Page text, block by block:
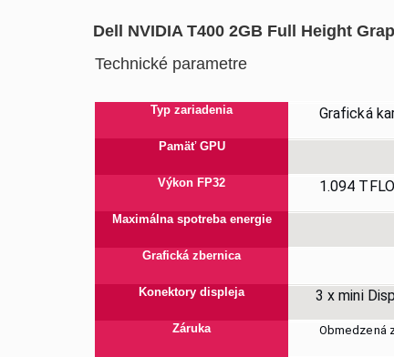
Dell NVIDIA T400 2GB Full Height
Technické parametre
Typ zariadenia Grafická
Pamäť GPU
Výkon FP32 1.094
Maximálna spotreba energie
Grafická zbernica
Konektory displeja 3 x mini
Záruka Obmedzená